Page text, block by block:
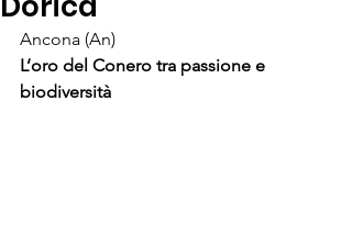
Ancona (An)
L’oro del Conero tra passione e
biodiversità